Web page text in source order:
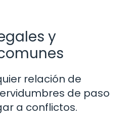
y
relación de
de paso
a conflictos.